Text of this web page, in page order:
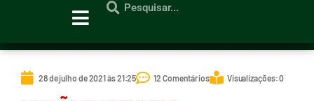
28 de julho de 2021 às 21:25 12 Comentários Visualizações: 0